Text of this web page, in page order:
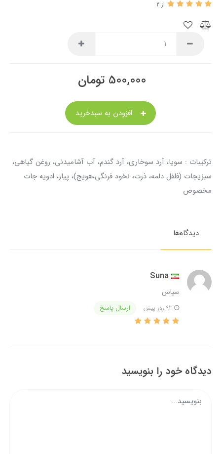
از 2
500,000 تومان
ترکیبات : سویا، آرد سوخاری، آرد گندم، آب آشامیدنی، روغن گیاهی،
سبزیجات (فلفل دلمه، ذرت، نخود فرنگی،هویج)، پیاز، ادویه جات
مخصوص
دیدگاه‌ها
Suna
سپاس
ارسال پاسخ
دیدگاه خود را بنویسید